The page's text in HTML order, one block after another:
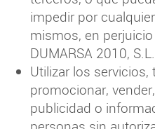
impedir por
mismos, en perjuicio
DUMARSA 2010,
Utilizar los
promocionar,
publicidad o